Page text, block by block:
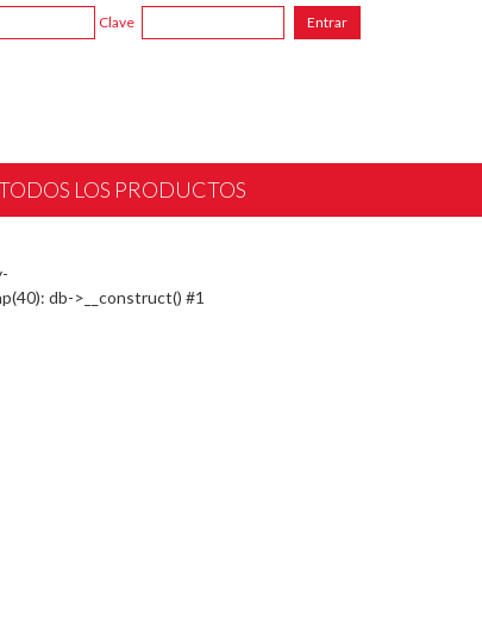
Clave
LOS PRODUCTOS
db->__construct() #1